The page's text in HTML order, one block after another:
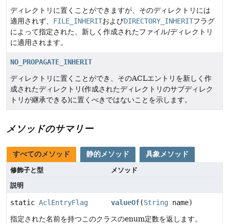
ディレクトリに置くことができますが、そのディレクトリには
適用されず、 FILE_INHERITおよびDIRECTORY_INHERITフラグ
によって指定された、新しく作成されたファイル/ディレクトリ
に適用されます。
NO_PROPAGATE_INHERIT
ディレクトリに置くことができ、そのACLエントリを新しく作
成されたディレクトリ(作成されたディレクトリのサブディレク
トリが継承できる)に置くべきではないことを示します。
メソッドのサマリー
すべてのメソッド 静的メソッド 具象メソッド
修飾子と型
メソッド
説明
static AclEntryFlag valueOf(String name)
指定された名前を持つこのクラスのenum定数を返します。